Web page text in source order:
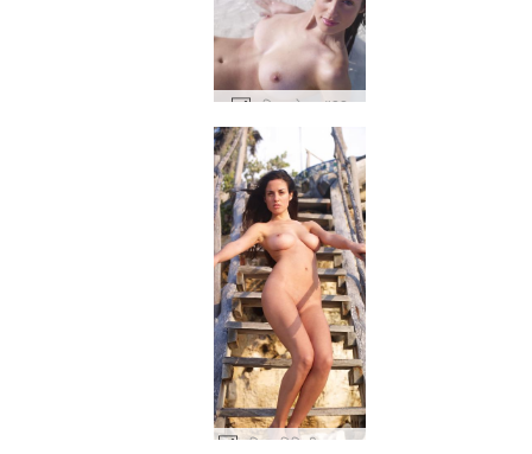
म्यूरियल डेल्टा #22
म्यूरियल बिकिनी सत्र #71